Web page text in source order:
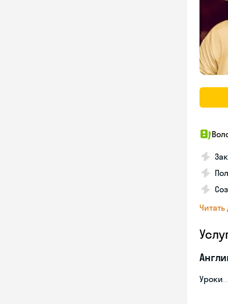
Уроки